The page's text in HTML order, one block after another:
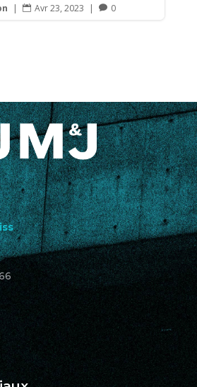
|  Avr 23, 2023 |  0